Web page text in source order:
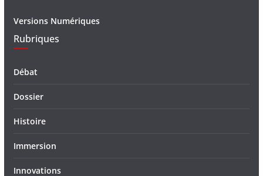
Versions Numériques
Rubriques
Débat
Dossier
Histoire
Immersion
Innovations